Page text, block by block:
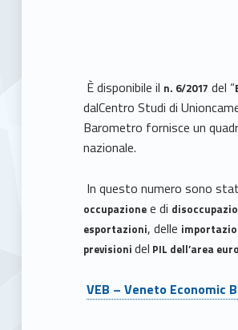
È disponibile il n. 6/2017 del “
dalCentro Studi di
Barometro fornisce un
nazionale.
In questo numero sono
occupazione e di
esportazioni, delle
previsionidel PIL dell’area
VEB – Veneto Economic